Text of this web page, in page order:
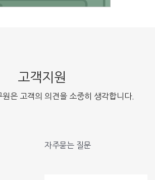
고객지원
은 고객의 의견을 소중히 생각합니다.
자주묻는 질문